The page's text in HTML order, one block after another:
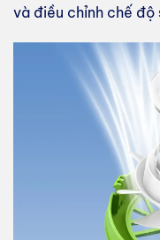
và điều chỉnh chế